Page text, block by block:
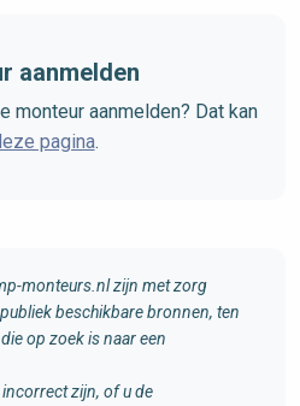
aanmelden
monteur aanmelden? Dat kan
pagina.
monteurs.nl zijn met zorg
beschikbare bronnen, ten
op zoek is naar een
zijn, of u de